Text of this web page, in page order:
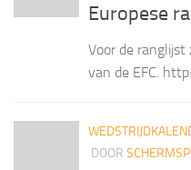
Europese
Voor de ranglijst
van de EFC.
DOOR